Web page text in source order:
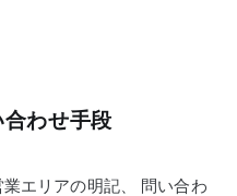
わせ手段
エリアの明記、 問い合わ